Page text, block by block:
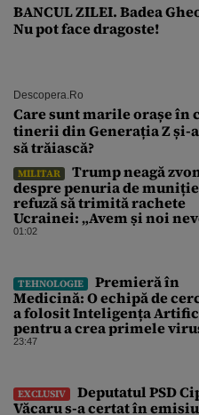
BANCUL ZILEI. Badea
Nu pot face dragoste!
Descopera.ro
Care sunt marile orașe în
tinerii din Generația Z și-
să trăiască?
MILITAR
Trump neagă
despre penuria de
refuză să trimită rachete
Ucrainei: „Avem și noi
rachete”
01:02
TEHNOLOGIE
Premieră în
Medicină: O echipă de
a folosit Inteligența
pentru a crea primele
sintetice la tratarea de
23:47
EXCLUSIV
Deputatul PSD
Văcaru s-a certat în